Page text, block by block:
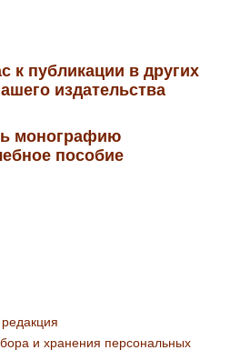
к публикации в других
издательства
монографию
пособие
и хранения персональных